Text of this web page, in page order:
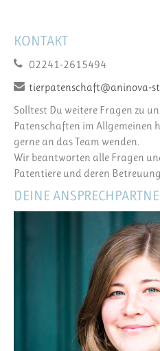
KONTAKT
02241-2615494
tierpatenschaft@aninova-
Solltest Du weitere Fragen zu
Patenschaften im Allgemeinen
gerne an das Team wenden.
Wir beantworten alle Fragen
Patentiere und deren
DEINE